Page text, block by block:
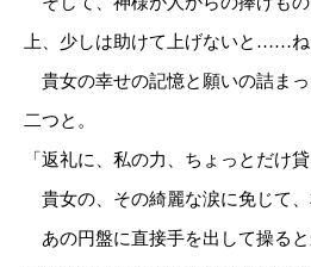
上、少しは助けて上げないと……ね
貴女の幸せの記憶と願いの詰ま
二つと。
「返礼に、私の力、ちょっとだけ貸
貴女の、その綺麗な涙に免じて、
あの円盤に直接手を出して操る